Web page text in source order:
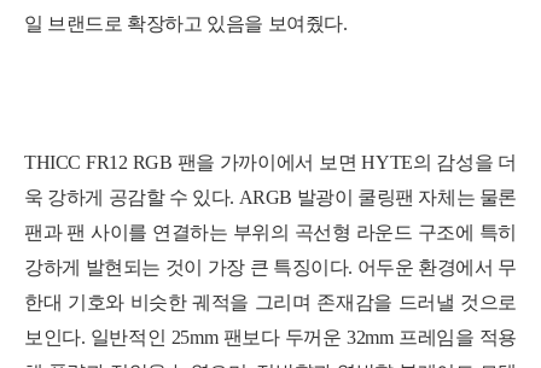
일 브랜드로 확장하고 있음을 보여줬다.
THICC FR12 RGB 팬을 가까이에서 보면 HYTE의 감성을 더
욱 강하게 공감할 수 있다. ARGB 발광이 쿨링팬 자체는 물론
팬과 팬 사이를 연결하는 부위의 곡선형 라운드 구조에 특히
강하게 발현되는 것이 가장 큰 특징이다. 어두운 환경에서 무
한대 기호와 비슷한 궤적을 그리며 존재감을 드러낼 것으로
보인다. 일반적인 25mm 팬보다 두꺼운 32mm 프레임을 적용